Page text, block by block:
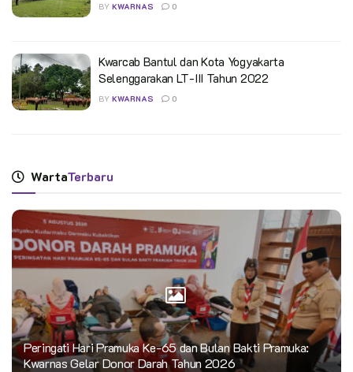
BY KWARNAS 0
Kwarcab Bantul dan Kota Yogyakarta
Selenggarakan LT-III Tahun 2022
BY KWARNAS 0
WartaTerbaru
Peringati Hari Pramuka Ke-65 dan Bulan Bakti Pramuka:
Kwarnas Gelar Donor Darah Tahun 2026